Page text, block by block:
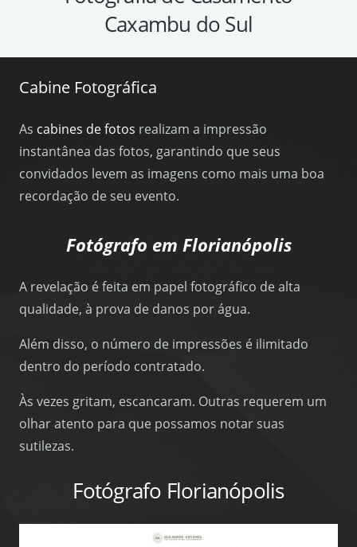
Caxambu do Sul
Cabine Fotográfica
As cabines de fotos realizam a impressão
instantânea das fotos, garantindo que seus
convidados levem as imagens como mais uma boa
recordação de seu evento.
Fotógrafo em Florianópolis
A revelação é feita em papel fotográfico de alta
qualidade, à prova de danos por água.
Além disso, o número de impressões é ilimitado
dentro do período contratado.
Às vezes gritam, escancaram. Outras requerem um
olhar atento para que possamos notar suas
sutilezas.
Fotógrafo Florianópolis